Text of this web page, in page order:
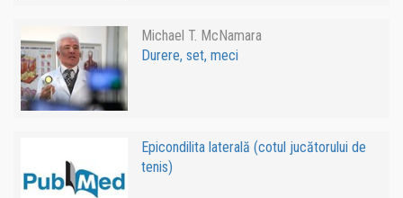
Michael T. McNamara
Durere, set, meci
Epicondilita laterală (cotul jucătorului de
tenis)